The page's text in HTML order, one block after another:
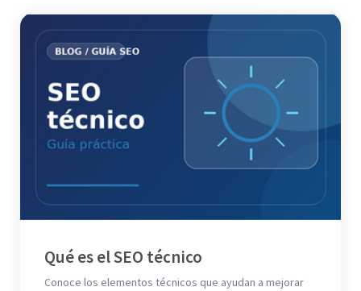
Qué es el SEO técnico
Conoce los elementos técnicos que ayudan a mejorar